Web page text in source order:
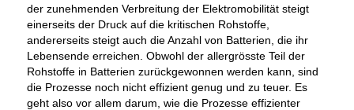
der zunehmenden Verbreitung der Elektromobilität steigt
einerseits der Druck auf die kritischen Rohstoffe,
andererseits steigt auch die Anzahl von Batterien, die ihr
Lebensende erreichen. Obwohl der allergrösste Teil der
Rohstoffe in Batterien zurückgewonnen werden kann, sind
die Prozesse noch nicht effizient genug und zu teuer. Es
geht also vor allem darum, wie die Prozesse effizienter